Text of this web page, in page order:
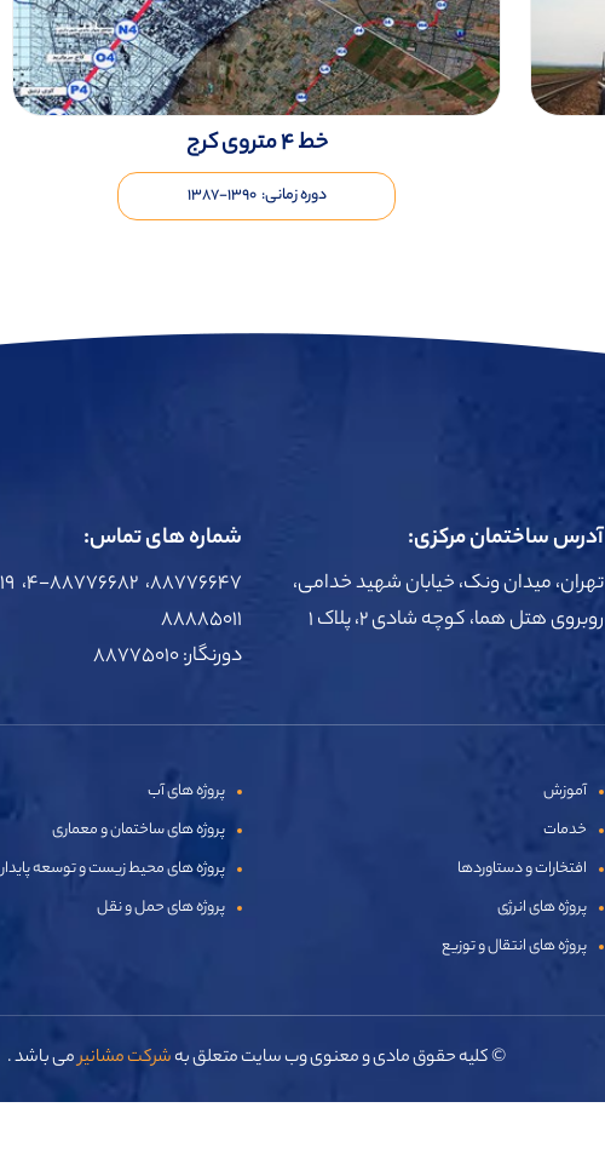
خط ۴ متروی کرج
دوره زمانی: ۱۳۹۰-۱۳۸۷
آدرس ساختمان مرکزی:
تهران، میدان ونک، خیابان شهید خدامی،
روبروی هتل هما، کوچه شادی 2، پلاک 1
شماره های تماس:
۸۸۸۸۵۰۱۱
دورنگار: ۸۸۷۷۵۰۱۰
آموزش
خدمات
افتخارات و دستاوردها
پروژه های انرژی
پروژه های انتقال و توزیع
پروژه های آب
پروژه های ساختمان و معماری
پروژه های محیط زیست و توسعه پایدار
پروژه های حمل و نقل
© کلیه حقوق مادی و معنوی وب سایت متعلق بهشرکت مشانیرمی باشد .